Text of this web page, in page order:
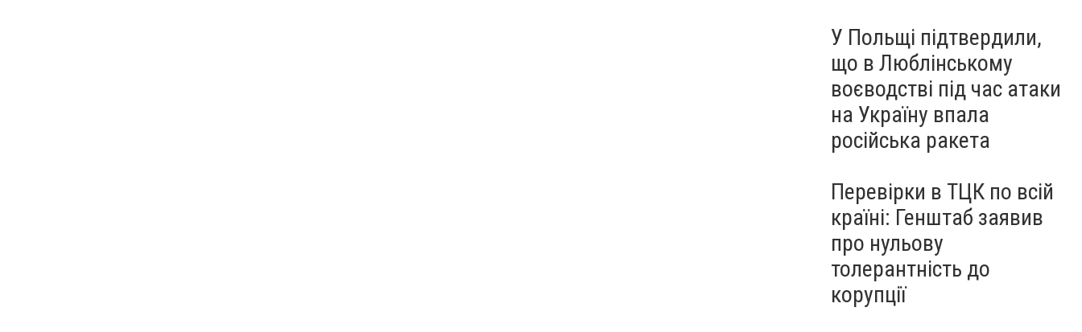
У Польщі підтвердили,
що в Люблінському
воєводстві під час атаки
на Україну впала
російська ракета
Перевірки в ТЦК по всій
країні: Генштаб заявив
про нульову
толерантність до
корупції